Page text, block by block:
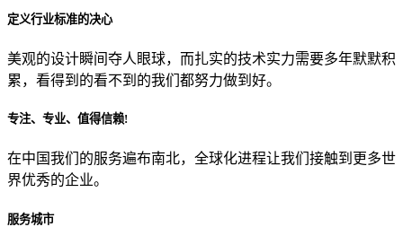
贵公司的团队规模是？
目前主要的营销渠道是？
定义行业标准的决心
美观的设计瞬间夺人眼球，而扎实的技术实力需要多年默默积
累，看得到的看不到的我们都努力做到好。
专注、专业、值得信赖!
在中国我们的服务遍布南北，全球化进程让我们接触到更多世
界优秀的企业。
服务城市